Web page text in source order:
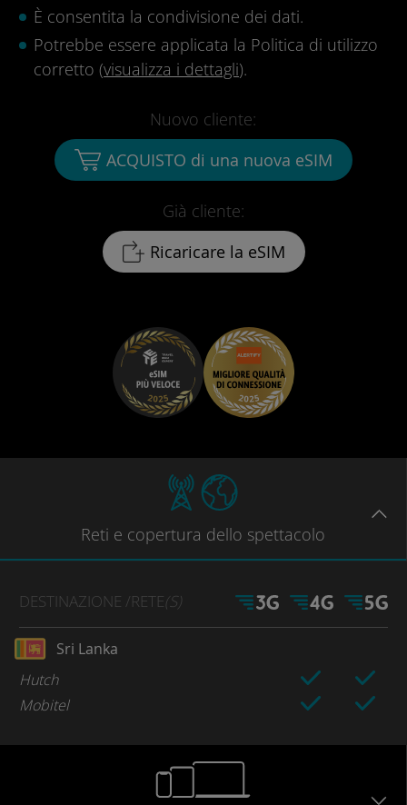
È consentita la condivisione dei dati.
Potrebbe essere applicata la Politica di utilizzo
corretto (visualizza i dettagli).
Già cliente:
Ricaricare la eSIM
Nuovo cliente:
ACQUISTO di una nuova eSIM
Reti e copertura dello spettacolo
DESTINAZIONE /RETE(S)
Sri Lanka
Hutch
Mobitel